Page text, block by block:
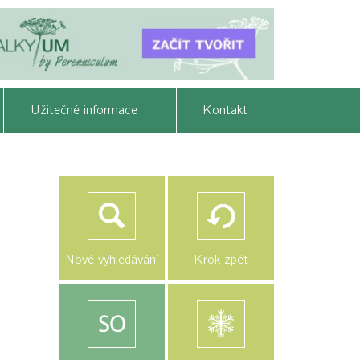
Užitečné informace Kontakt
Nové vyhledávání Krok zpět